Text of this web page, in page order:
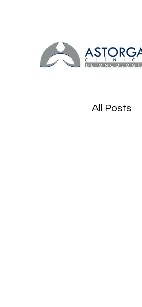
All Posts